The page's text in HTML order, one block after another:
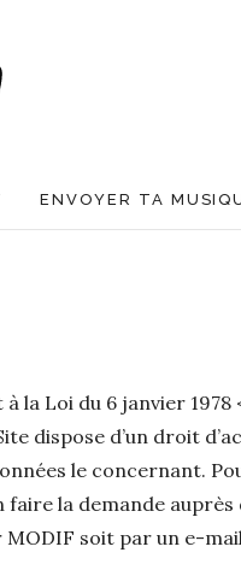
ENVOYER TA
la Loi du 6 janvier
dispose d’un droit
le concernant.
faire la demande
soit par un e-mail